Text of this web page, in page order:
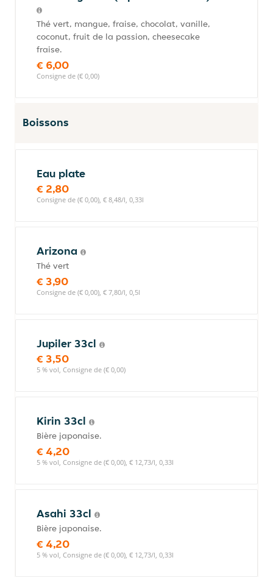
Thé vert, mangue, fraise, chocolat, vanille,
coconut, fruit de la passion, cheesecake
fraise.
€ 6,00
Consigne de (€ 0,00)
Boissons
Eau plate
€ 2,80
Consigne de (€ 0,00), € 8,48/l, 0,33l
Arizona
Thé vert
€ 3,90
Consigne de (€ 0,00), € 7,80/l, 0,5l
Jupiler 33cl
€ 3,50
5 % vol, Consigne de (€ 0,00)
Kirin 33cl
Bière japonaise.
€ 4,20
5 % vol, Consigne de (€ 0,00), € 12,73/l, 0,33l
Asahi 33cl
Bière japonaise.
€ 4,20
5 % vol, Consigne de (€ 0,00), € 12,73/l, 0,33l